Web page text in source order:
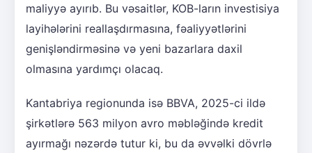
maliyyə ayırıb. Bu vəsaitlər, KOB-ların investisiya
layihələrini reallaşdırmasına, fəaliyyətlərini
genişləndirməsinə və yeni bazarlara daxil
olmasına yardımçı olacaq.
Kantabriya regionunda isə BBVA, 2025-ci ildə
şirkətlərə 563 milyon avro məbləğində kredit
ayırmağı nəzərdə tutur ki, bu da əvvəlki dövrlə